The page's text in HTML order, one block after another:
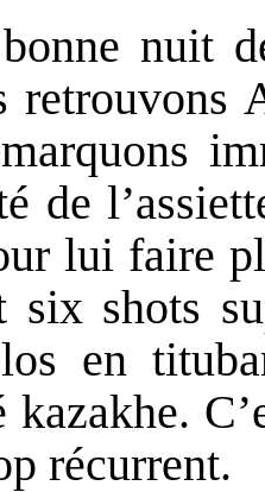
nuit
retrouvons
de
lui faire
shots
en
récurrent.